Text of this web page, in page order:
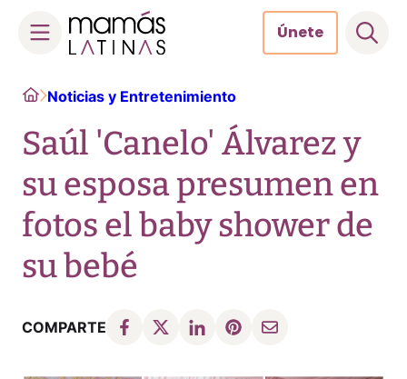
content
Únete
HomeNoticias y Entretenimiento
Saúl 'Canelo' Álvarez y
su esposa presumen en
fotos el baby shower de
su bebé
COMPARTE